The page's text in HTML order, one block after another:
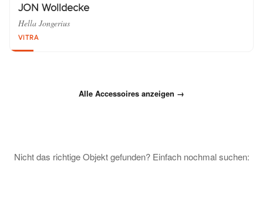
JON Wolldecke
Hella Jongerius
VITRA
Alle Accessoires anzeigen →
Nicht das richtige Objekt gefunden? Einfach nochmal suchen: